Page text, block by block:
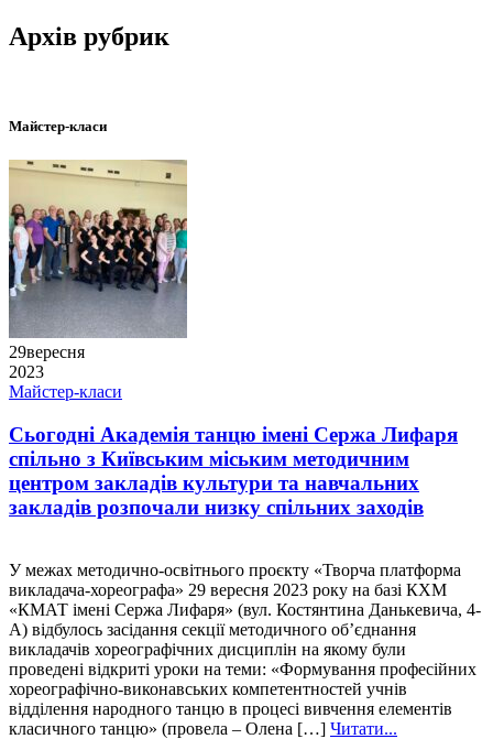
Архів рубрик
Майстер-класи
29вересня
2023
Майстер-класи
Сьогодні Академія танцю імені Сержа Лифаря
спільно з Київським міським методичним
центром закладів культури та навчальних
закладів розпочали низку спільних заходів
У межах методично-освітнього проєкту «Творча платформа
викладача-хореографа» 29 вересня 2023 року на базі КХМ
«КМАТ імені Сержа Лифаря» (вул. Костянтина Данькевича, 4-
А) відбулось засідання секції методичного об’єднання
викладачів хореографічних дисциплін на якому були
проведені відкриті уроки на теми: «Формування професійних
хореографічно-виконавських компетентностей учнів
відділення народного танцю в процесі вивчення елементів
класичного танцю» (провела – Олена […] Читати...